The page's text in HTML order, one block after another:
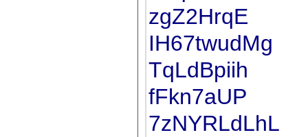
zgZ2HrqE
IH67twudMg
TqLdBpiih
fFkn7aUP
7zNYRLdLhL